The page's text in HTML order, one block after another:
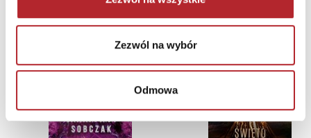
Zezwól na wybór
Odmowa
Wyłączność